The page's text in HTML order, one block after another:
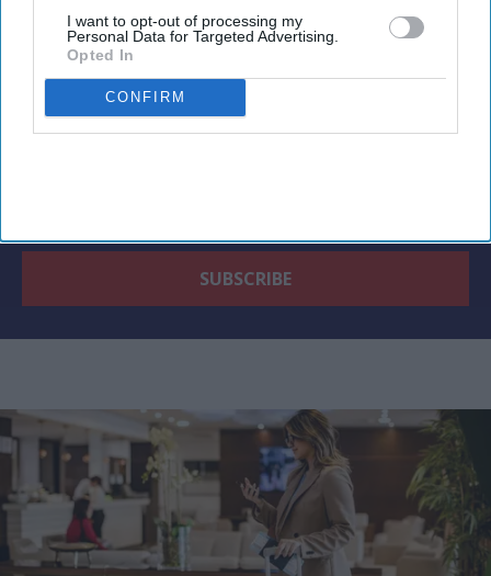
I want to opt-out of processing my
Personal Data for Targeted Advertising.
Opted In
CONFIRM
Subscribe to our weekly newsletter here